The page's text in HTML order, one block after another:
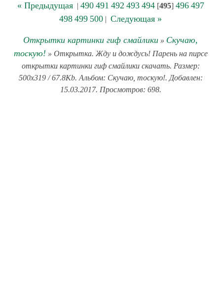
« Предыдущая| 490 491 492 493 494[495] 496 497
498 499 500 | Следующая »
Открытки картинки гиф смайлики » Скучаю,
тоскую! » Открытка. Жду и дождусь! Парень на пирсе
открытки картинки гиф смайлики скачать. Размер:
500x319 / 67.8Kb. Альбом: Скучаю, тоскую!. Добавлен:
15.03.2017. Просмотров: 698.